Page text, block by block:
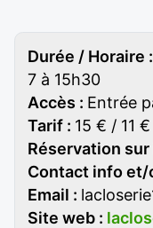
Durée / Horaire :
7 à 15h30
Accès : Entrée
Tarif : 15 € / 11
Réservation
Contact info et/
Email :
Site web :